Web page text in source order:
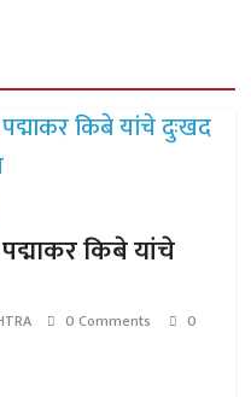
पद्माकर किबे यांचे
0 Comments
0